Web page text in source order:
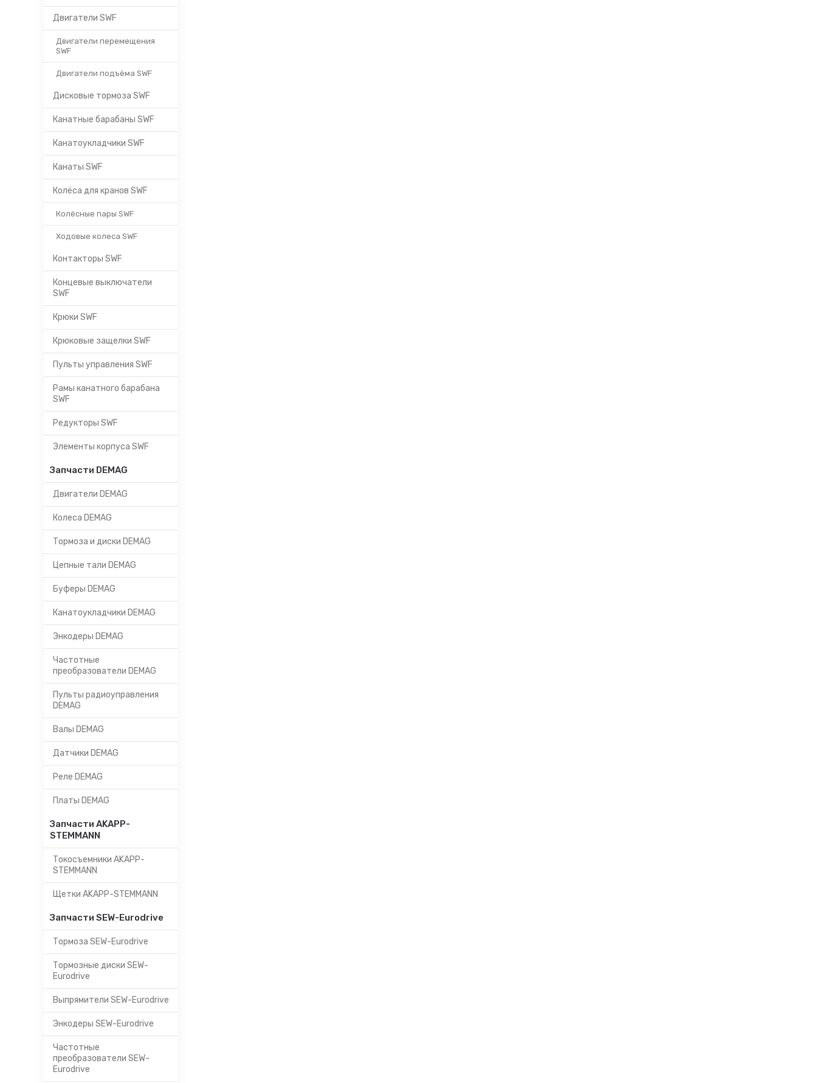
Двигатели SWF
Двигатели перемещения
SWF
Двигатели подъёма SWF
Дисковые тормоза SWF
Канатные барабаны SWF
Канатоукладчики SWF
Канаты SWF
Колёса для кранов SWF
Колёсные пары SWF
Ходовые колеса SWF
Контакторы SWF
Концевые выключатели
SWF
Крюки SWF
Крюковые защелки SWF
Пульты управления SWF
Рамы канатного барабана
SWF
Редукторы SWF
Элементы корпуса SWF
Запчасти DEMAG
Двигатели DEMAG
Колеса DEMAG
Тормоза и диски DEMAG
Цепные тали DEMAG
Буферы DEMAG
Канатоукладчики DEMAG
Энкодеры DEMAG
Частотные
преобразователи DEMAG
Пульты радиоуправления
DEMAG
Валы DEMAG
Датчики DEMAG
Реле DEMAG
Платы DEMAG
Запчасти AKAPP-
STEMMANN
Токосъемники AKAPP-
STEMMANN
Щетки AKAPP-STEMMANN
Запчасти SEW-Eurodrive
Тормоза SEW-Eurodrive
Тормозные диски SEW-
Eurodrive
Выпрямители SEW-Eurodrive
Энкодеры SEW-Eurodrive
Частотные
преобразователи SEW-
Eurodrive